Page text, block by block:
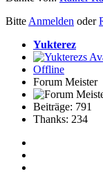
Bitte Anmelden oder
Yukterez
Offline
Forum Meister
Beiträge: 791
Thanks: 234